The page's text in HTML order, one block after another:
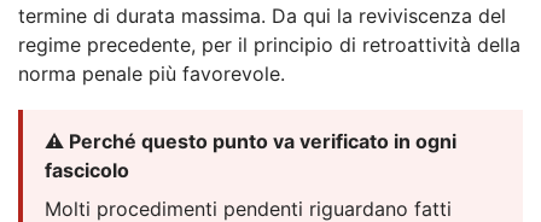
termine di durata massima. Da qui la reviviscenza del
regime precedente, per il principio di retroattività della
norma penale più favorevole.
⚠️ Perché questo punto va verificato in ogni
fascicolo
Molti procedimenti pendenti riguardano fatti